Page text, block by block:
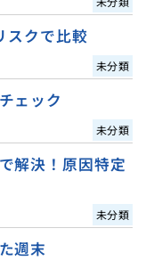
スクで比較
未分類
ェック
未分類
解決！原因特定
未分類
週末